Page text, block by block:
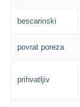
bescarinski
povrat poreza
prihvatljiv